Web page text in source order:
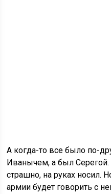
А когда-то все было по-
Иванычем, а был
страшно, на руках носил.
армии будет говорить с